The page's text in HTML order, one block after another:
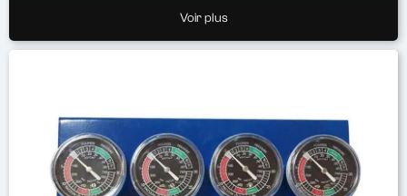
Voir plus